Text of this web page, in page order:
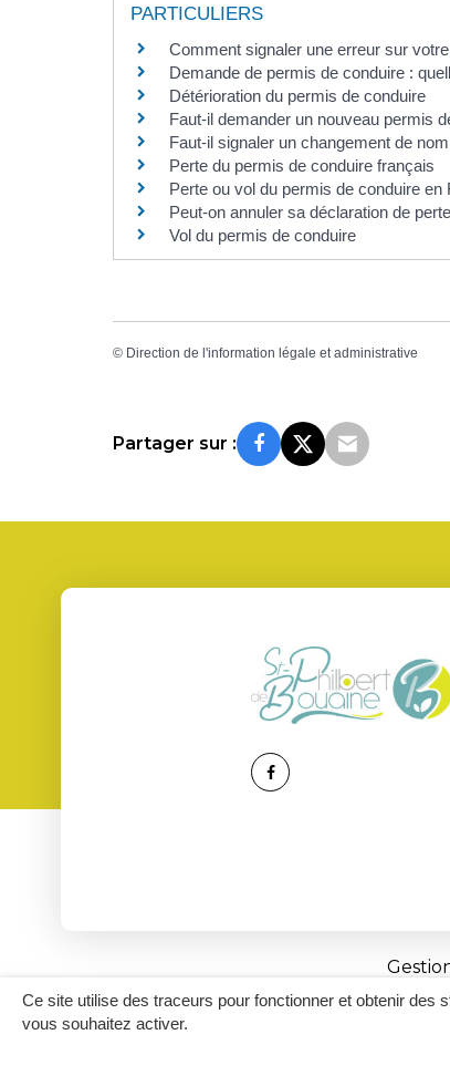
Ce site utilise des traceurs pour fonctionner et obtenir des
vous souhaitez activer.
PARTICULIERS
Comment signaler une erreur sur
Demande de permis de conduire :
Détérioration du permis de conduire
Faut-il demander un nouveau permis
Faut-il signaler un changement de
Perte du permis de conduire français
Perte ou vol du permis de conduire
Peut-on annuler sa déclaration de
Vol du permis de conduire
© Direction de l'information légale et administrative
Partager sur :
Lien